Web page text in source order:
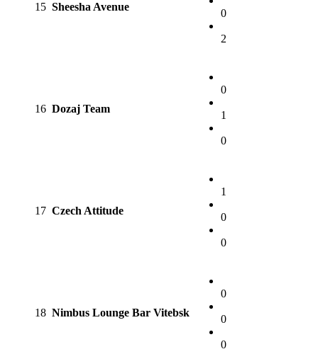
15 Sheesha Avenue
0
2
16 Dozaj Team
0
1
0
17 Czech Attitude
1
0
0
18 Nimbus Lounge Bar Vitebsk
0
0
0